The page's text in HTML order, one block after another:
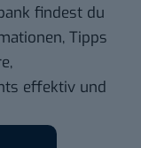
findest du
Tipps
effektiv und